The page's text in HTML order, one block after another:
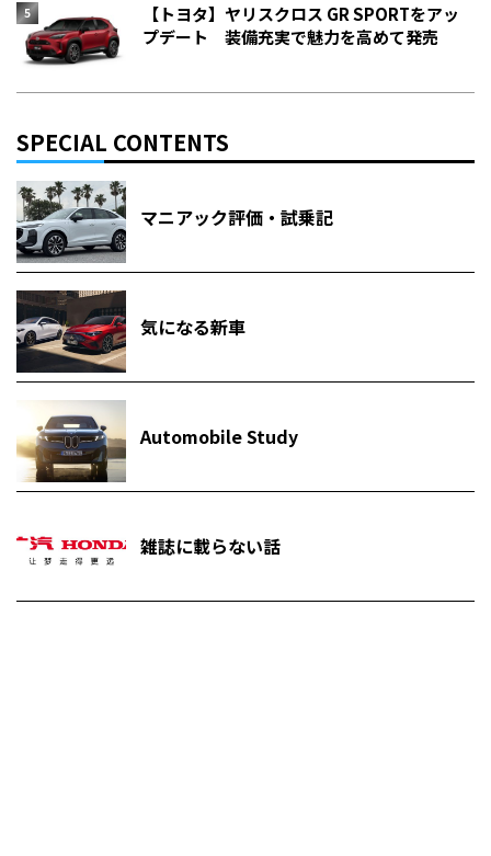
【トヨタ】ヤリスクロス GR SPORTをアッ
プデート 装備充実で魅力を高めて発売
SPECIAL CONTENTS
マニアック評価・試乗記
気になる新車
Automobile Study
雑誌に載らない話